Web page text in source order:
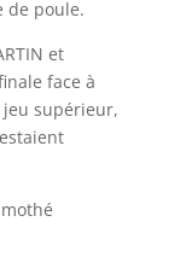
de poule.
et
face à
jeu supérieur,